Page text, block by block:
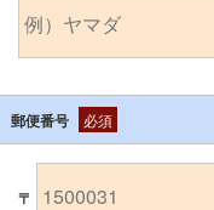
郵便番号 必須
〒